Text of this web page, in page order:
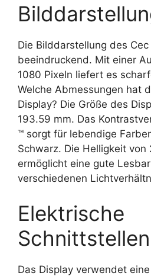
Die Bilddarstellung des
beeindruckend. Mit einer
1080 Pixeln liefert es
Welche Abmessungen hat
Display? Die Größe des
193.59 mm. Das
™ sorgt für lebendige
Schwarz. Die Helligkeit von
ermöglicht eine gute
verschiedenen
Elektrische
Schnittstellen
Das Display verwendet